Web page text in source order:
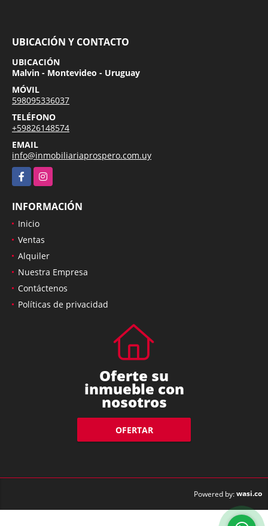
UBICACIÓN Y CONTACTO
UBICACIÓN
Malvin - Montevideo - Uruguay
MÓVIL
598095336037
TELÉFONO
+59826148574
EMAIL
info@inmobiliariaprospero.com.uy
FacebookInstagram
INFORMACIÓN
Inicio
Ventas
Alquiler
Nuestra Empresa
Contáctenos
Políticas de privacidad
Oferte su
inmueble con
nosotros
OFERTAR
Powered by:wasi.co